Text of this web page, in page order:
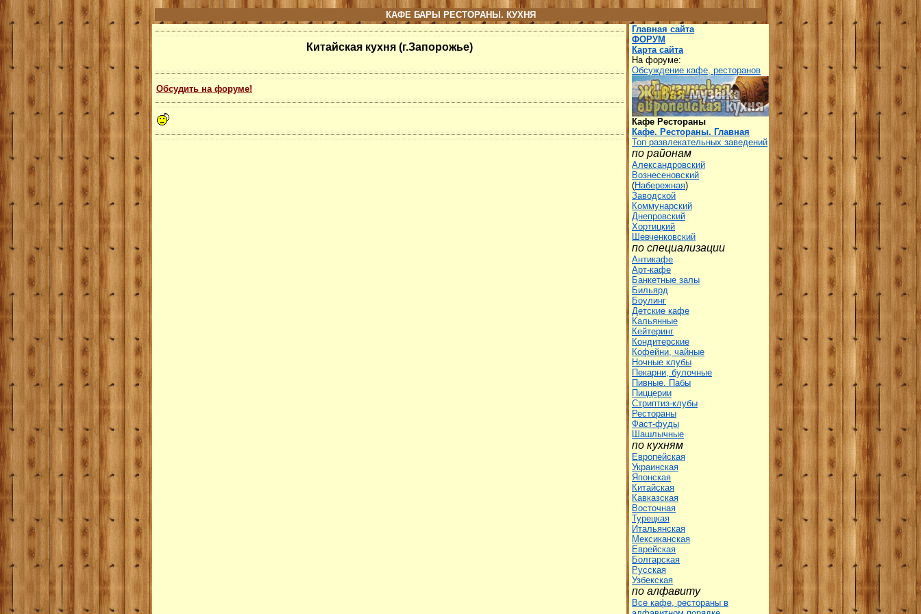
КАФЕ БАРЫ РЕСТОРАНЫ. КУХНЯ
Китайская кухня (г.Запорожье)
Обсудить на форуме!
Главная сайта
ФОРУМ
Карта сайта
На форуме:
Обсуждение кафе, ресторанов
Кафе Рестораны
Кафе. Рестораны. Главная
Топ развлекательных заведений
по районам
Александровский
Вознесеновский
(Набережная)
Заводской
Коммунарский
Днепровский
Хортицкий
Шевченковский
по специализации
Антикафе
Арт-кафе
Банкетные залы
Бильярд
Боулинг
Детские кафе
Кальянные
Кейтеринг
Кондитерские
Кофейни, чайные
Ночные клубы
Пекарни, булочные
Пивные. Пабы
Пиццерии
Стриптиз-клубы
Рестораны
Фаст-фуды
Шашлычные
по кухням
Европейская
Украинская
Японская
Китайская
Кавказская
Восточная
Турецкая
Итальянская
Мексиканская
Еврейская
Болгарская
Русская
Узбекская
по алфавиту
Все кафе, рестораны в